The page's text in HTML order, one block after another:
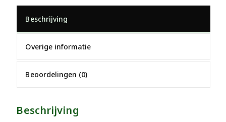
Beschrijving
Overige informatie
Beoordelingen (0)
Beschrijving